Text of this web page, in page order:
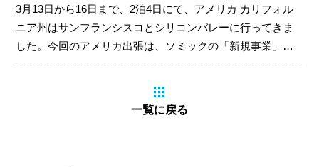
3月13日から16日まで、2泊4日にて、アメリカ カリフォル
ニア州はサンフランシスコとシリコンバレーに行ってきま
した。今回のアメリカ出張は、ソミックの「新規事業」を
さらに加速するため。今世界で最も新しい事業が生まれて
の目で見ること、そして新規事業を起こしていくために一
一覧に戻る